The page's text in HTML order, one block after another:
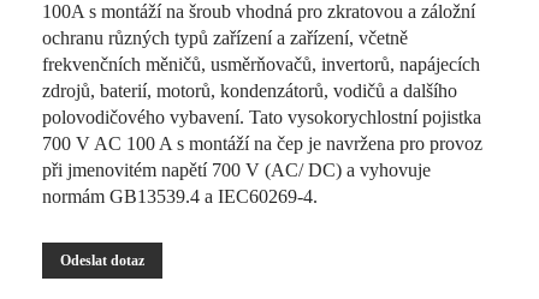
100A s montáží na šroub vhodná pro zkratovou a záložní
ochranu různých typů zařízení a zařízení, včetně
frekvenčních měničů, usměrňovačů, invertorů, napájecích
zdrojů, baterií, motorů, kondenzátorů, vodičů a dalšího
polovodičového vybavení. Tato vysokorychlostní pojistka
700 V AC 100 A s montáží na čep je navržena pro provoz
při jmenovitém napětí 700 V (AC/ DC) a vyhovuje
normám GB13539.4 a IEC60269-4.
Odeslat dotaz